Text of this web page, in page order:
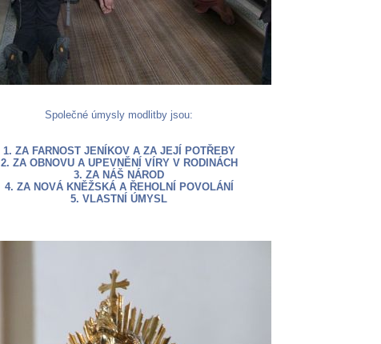
Společné úmysly modlitby jsou:
1. ZA FARNOST JENÍKOV A ZA JEJÍ POTŘEBY
2. ZA OBNOVU A UPEVNĚNÍ VÍRY V RODINÁCH
3. ZA NÁŠ NÁROD
4. ZA NOVÁ KNĚŽSKÁ A ŘEHOLNÍ POVOLÁNÍ
5. VLASTNÍ ÚMYSL